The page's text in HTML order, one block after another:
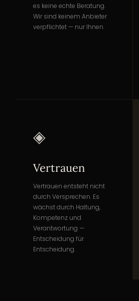
es keine echte Beratung.
Wir sind keinem Anbieter
verpflichtet — nur Ihnen.
◈
Vertrauen
Vertrauen entsteht nicht
durch Versprechen. Es
wächst durch Haltung,
Kompetenz und
Verantwortung —
Entscheidung für
Entscheidung.